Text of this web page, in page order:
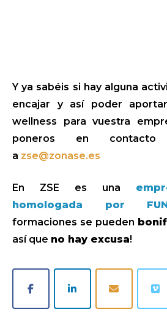
Y ya sabéis si hay alguna
encajar y así poder
wellness para vuestra
poneros en contacto
a zse@zonase.es
En ZSE es una
homologada por
formaciones se pueden
así que no hay excusa!